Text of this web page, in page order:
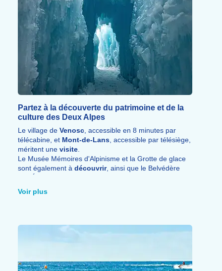
exceptionnelle.
Partez à la découverte du patrimoine et de la
culture des Deux Alpes
Le village de Venosc , accessible en 8 minutes par
télécabine, et Mont-de-Lans , accessible par télésiège,
méritent une visite
Le Musée Mémoires d'Alpinisme et la Grotte de glace
sont également à découvrir, ainsi que le Belvédère
Voir plus